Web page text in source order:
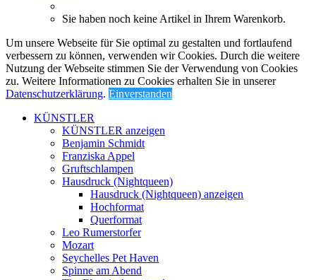
Sie haben noch keine Artikel in Ihrem Warenkorb.
Um unsere Webseite für Sie optimal zu gestalten und fortlaufend
verbessern zu können, verwenden wir Cookies. Durch die weitere
Nutzung der Webseite stimmen Sie der Verwendung von Cookies
zu. Weitere Informationen zu Cookies erhalten Sie in unserer
Datenschutzerklärung. Einverstanden
KÜNSTLER
KÜNSTLER anzeigen
Benjamin Schmidt
Franziska Appel
Gruftschlampen
Hausdruck (Nightqueen)
Hausdruck (Nightqueen) anzeigen
Hochformat
Querformat
Leo Rumerstorfer
Mozart
Seychelles Pet Haven
Spinne am Abend